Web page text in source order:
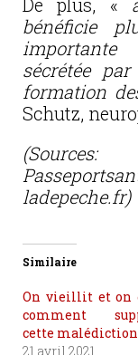
bénéficie
importante
sécrétée
formation
Schutz,
(Sources:
ladepeche.fr)
Similaire
On vieillit et on
comment
cette malédiction
21 avril 2021